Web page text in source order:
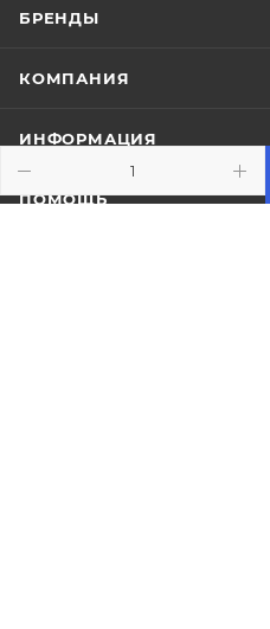
БРЕНДЫ
КОМПАНИЯ
ИНФОРМАЦИЯ
ПОМОЩЬ